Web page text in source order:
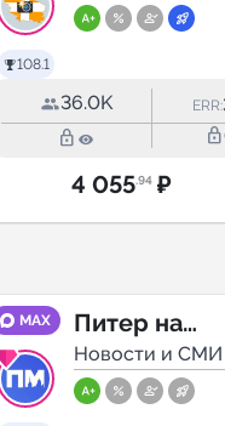
108.1
36.0K ERR:
lock_outline lock_outline
4 055.94 ₽
MAX
Питер на
максималках.
Санкт-
Новости и СМИ